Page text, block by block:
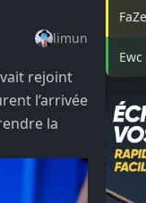
limun
rejoint
l’arrivée
la
Ewc